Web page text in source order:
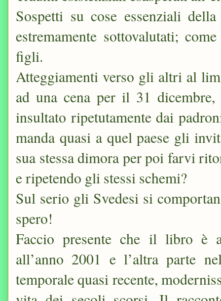
Sospetti su cose essenziali
estremamente sottovalutati;
figli.
Atteggiamenti verso gli altri al
ad una cena per il 31
insultato ripetutamente dai
manda quasi a quel paese gli
sua stessa dimora per poi farvi
e ripetendo gli stessi schemi?
Sul serio gli Svedesi si
spero!
Faccio presente che il libro è
all’anno 2001 e l’altra parte
temporale quasi recente,